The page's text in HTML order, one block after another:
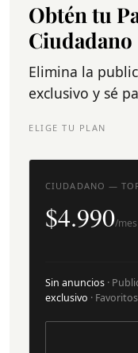
Obtén tu
Ciudadano
Elimina la
exclusivo y sé
ELIGE TU PLAN
CIUDADANO —
$4.990/mes
Sin anuncios ·
exclusivo · Favoritos